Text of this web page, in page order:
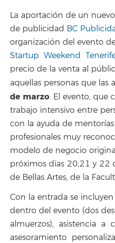
La aportación de un
de publicidad BC
organización del evento
Startup Weekend
precio de la venta al
aquellas personas que las
de marzo. El evento, que
trabajo intensivo entre
con la ayuda de
profesionales muy
modelo de negocio
próximos días 20,21 y 22
de Bellas Artes, de la
Con la entrada se
dentro del evento (dos
almuerzos), asistencia a
asesoramiento